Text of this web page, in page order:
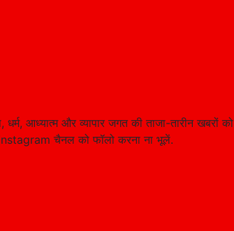
आध्यात्म और व्यापार जगत की ताजा-तारीन खबरों को
चैनल को फॉलो करना ना भूलें.